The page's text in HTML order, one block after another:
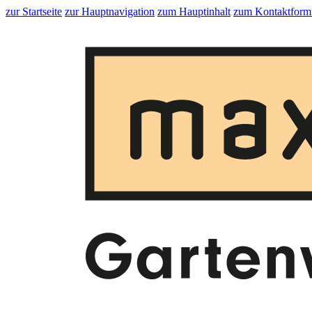
zur Startseite zur Hauptnavigation zum Hauptinhalt zum